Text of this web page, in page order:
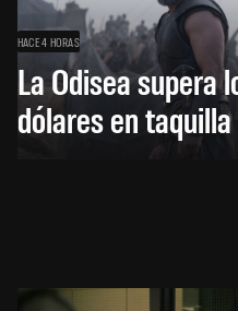
HACE 4 HORAS
La Odisea supera
dólares en